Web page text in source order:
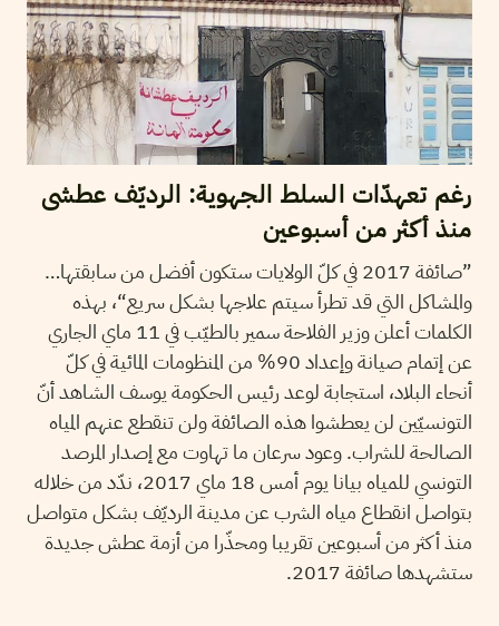
رغم تعهدّات السلط الجهوية: الرديّف عطشى
منذ أكثر من أسبوعين
”صائفة 2017 في كلّ الولايات ستكون أفضل من سابقتها…
والمشاكل التي قد تطرأ سيتم علاجها بشكل سريع“، بهذه
الكلمات أعلن وزير الفلاحة سمير بالطيّب في 11 ماي الجاري
عن إتمام صيانة وإعداد 90% من المنظومات المائية في كلّ
أنحاء البلاد، استجابة لوعد رئيس الحكومة يوسف الشاهد أنّ
التونسيّين لن يعطشوا هذه الصائفة ولن تنقطع عنهم المياه
الصالحة للشراب. وعود سرعان ما تهاوت مع إصدار المرصد
التونسي للمياه بيانا يوم أمس 18 ماي 2017، ندّد من خلاله
بتواصل انقطاع مياه الشرب عن مدينة الرديّف بشكل متواصل
منذ أكثر من أسبوعين تقريبا ومحذّرا من أزمة عطش جديدة
ستشهدها صائفة 2017.